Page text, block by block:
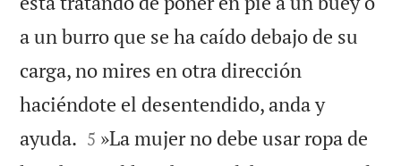
a un burro que se ha caído debajo de su
carga, no mires en otra dirección
haciéndote el desentendido, anda y
ayuda. 

5 »La mujer no debe usar ropa de